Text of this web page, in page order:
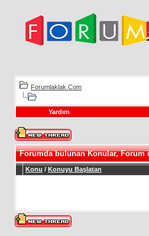
Forumlaklak.Com
Yardım
Forumda bulunan Konular, Forum
Konu / Konuyu Başlatan